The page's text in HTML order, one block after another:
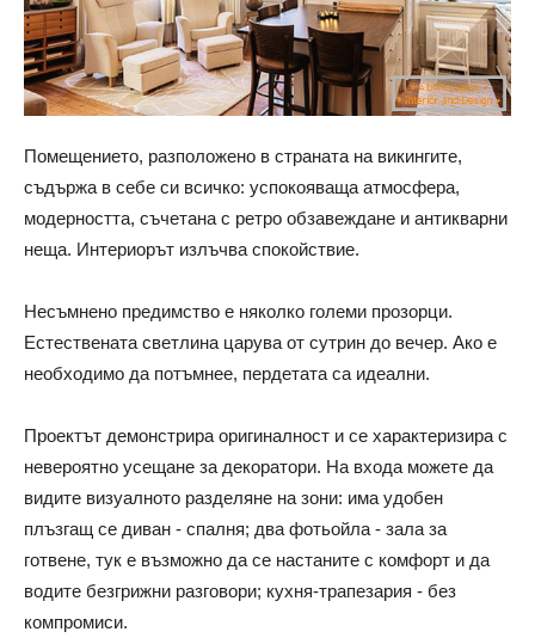
Помещението, разположено в страната на викингите,
съдържа в себе си всичко: успокояваща атмосфера,
модерността, съчетана с ретро обзавеждане и антикварни
неща. Интериорът излъчва спокойствие.
Несъмнено предимство е няколко големи прозорци.
Естествената светлина царува от сутрин до вечер. Ако е
необходимо да потъмнее, пердетата са идеални.
Проектът демонстрира оригиналност и се характеризира с
невероятно усещане за декоратори. На входа можете да
видите визуалното разделяне на зони: има удобен
плъзгащ се диван - спалня; два фотьойла - зала за
готвене, тук е възможно да се настаните с комфорт и да
водите безгрижни разговори; кухня-трапезария - без
компромиси.